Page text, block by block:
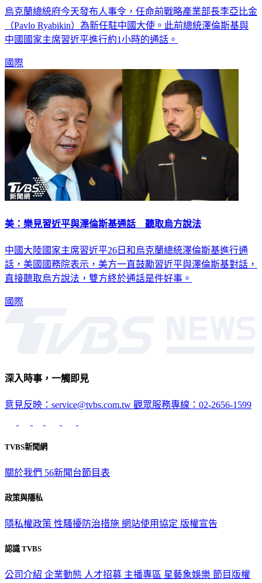
烏克蘭總統府今天發布人事令，任命前戰略產業部長李亞比金
（Pavlo Ryabikin）為新任駐中國大使。此前總統澤倫斯基與
中國國家主席習近平進行約1小時的通話。
國際
美：樂見習近平與澤倫斯基通話 聽取烏方說法
中國大陸國家主席習近平26日和烏克蘭總統澤倫斯基進行通
話，美國國務院表示，美方一直鼓勵習近平與澤倫斯基對話，
直接聽取烏方說法，雙方終於通話是件好事。
國際
深入時事，一觸即見
意見反映：service@tvbs.com.tw 觀眾服務專線：02-2656-1599
TVBS新聞網
關於我們 56新聞台節目表
政策與隱私
隱私權政策 性騷擾防治措施 網站使用協定 版權宣告
認識 TVBS
公司介紹 企業動態 人才招募 主播專區 星藝象娛樂 節目版權